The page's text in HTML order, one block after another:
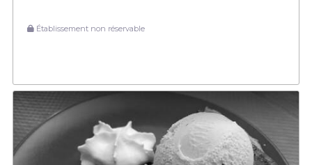
Établissement non réservable